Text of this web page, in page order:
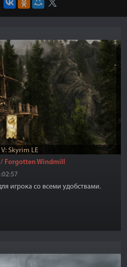
V: Skyrim LE
/ Forgotten Windmill
игрока со всеми удобствами.